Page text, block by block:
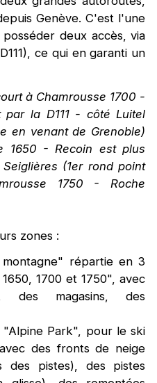
Genève. C'est l'une
deux accès, via
ce qui en garanti un
à Chamrousse 1700 -
la D111 - côté Luitel
en venant de Grenoble)
1650 - Recoin est plus
(1er rond point
1750 - Roche
zones :
répartie en 3
1700 et 1750", avec
des magasins, des
"Alpine Park", pour le ski
des fronts de neige
des pistes), des pistes